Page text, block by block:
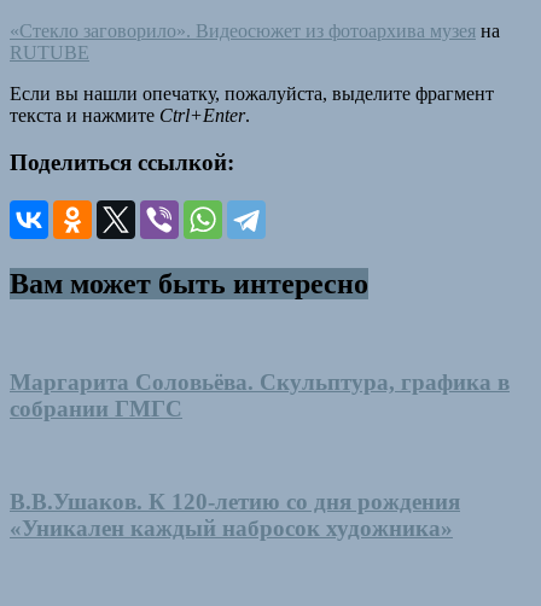
«Стекло заговорило». Видеосюжет из фотоархива музея на
RUTUBE
Если вы нашли опечатку, пожалуйста, выделите фрагмент
текста и нажмите Ctrl+Enter.
Поделиться ссылкой:
Вам может быть интересно
Маргарита Соловьёва. Скульптура, графика в
собрании ГМГС
В.В.Ушаков. К 120-летию со дня рождения
«Уникален каждый набросок художника»